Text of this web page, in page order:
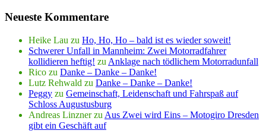
Neueste Kommentare
Heike Lau zu Ho, Ho, Ho – bald ist es wieder soweit!
Schwerer Unfall in Mannheim: Zwei Motorradfahrer
kollidieren heftig! zu Anklage nach tödlichem Motorradunfall
Rico zu Danke – Danke – Danke!
Lutz Rehwald zu Danke – Danke – Danke!
Peggy zu Gemeinschaft, Leidenschaft und Fahrspaß auf
Schloss Augustusburg
Andreas Linznerzu Aus Zwei wird Eins – Motogiro Dresden
gibt ein Geschäft auf